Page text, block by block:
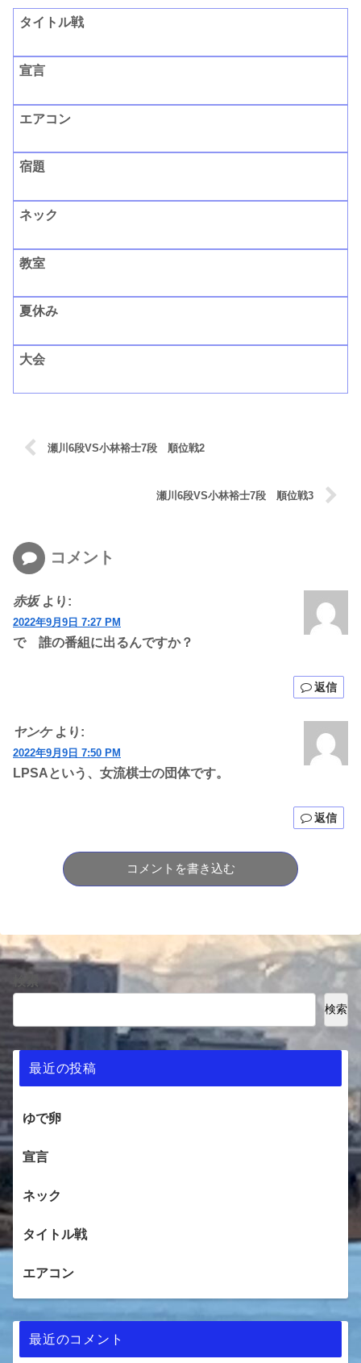
タイトル戦
宣言
エアコン
宿題
ネック
教室
夏休み
大会
瀬川6段VS小林裕士7段 順位戦2
瀬川6段VS小林裕士7段 順位戦3
コメント
赤坂 より:
2022年9月9日 7:27 PM
で 誰の番組に出るんですか？
返信
ヤンケ より:
2022年9月9日 7:50 PM
LPSAという、女流棋士の団体です。
返信
コメントを書き込む
検索
検索
最近の投稿
ゆで卵
宣言
ネック
タイトル戦
エアコン
最近のコメント